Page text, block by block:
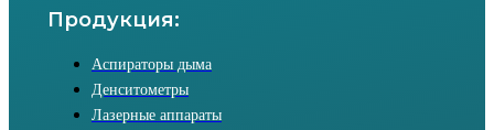
Продукция:
Аспираторы дыма
Денситометры
Лазерные аппараты